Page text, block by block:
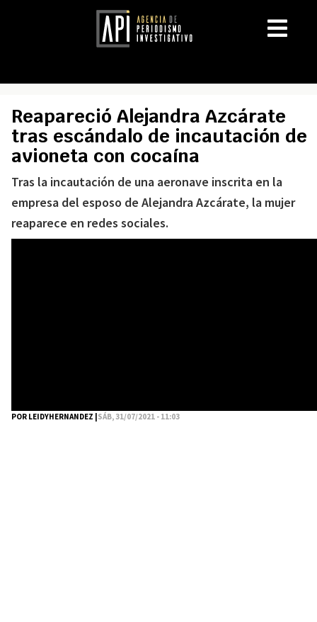
Reapareció Alejandra Azcárate
tras escándalo de incautación de
avioneta con cocaína
Tras la incautación de una aeronave inscrita en la
empresa del esposo de Alejandra Azcárate, la mujer
reaparece en redes sociales.
POR LEIDYHERNANDEZ | SÁB, 31/07/2021 - 11:03